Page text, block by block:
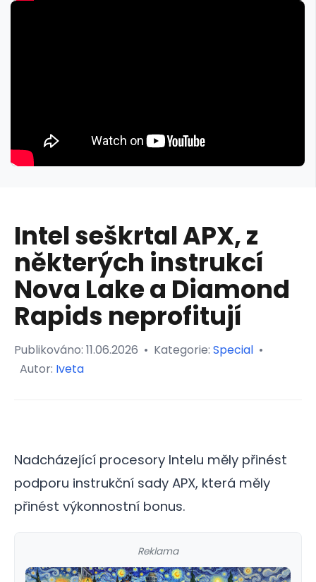
Intel seškrtal APX, z
některých instrukcí
Nova Lake a Diamond
Rapids neprofitují
Publikováno: 11.06.2026 • Kategorie: Special •
Autor: Iveta
Nadcházející procesory Intelu měly přinést
podporu instrukční sady APX, která měly
přinést výkonnostní bonus.
Reklama